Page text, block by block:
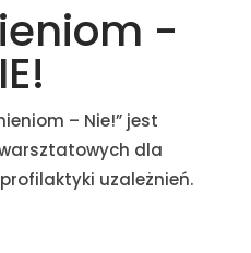
-
– Nie!” jest
dla
uzależnień.